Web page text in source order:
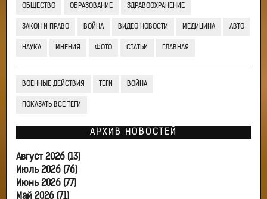
ОБЩЕСТВО ОБРАЗОВАНИЕ ЗДРАВООХРАНЕНИЕ
ЗАКОН И ПРАВО ВОЙНА ВИДЕО НОВОСТИ МЕДИЦИНА АВТО
НАУКА МНЕНИЯ ФОТО СТАТЬИ ГЛАВНАЯ
ВОЕННЫЕ ДЕЙСТВИЯ ТЕГИ ВОЙНА
ПОКАЗАТЬ ВСЕ ТЕГИ
АРХИВ НОВОСТЕЙ
Август 2026 (13)
Июль 2026 (76)
Июнь 2026 (77)
Май 2026 (71)